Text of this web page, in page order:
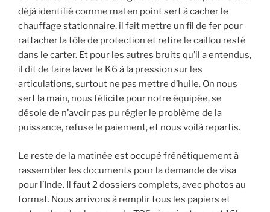
déjà identifié comme mal en point sert à cacher le
chauffage stationnaire, il fait mettre un fil de fer pour
rattacher la tôle de protection et retire le caillou resté
dans le carter. Et pour les autres bruits qu’il a entendus,
il dit de faire laver le K6 à la pression sur les
articulations, surtout ne pas mettre d’huile. On nous
sert la main, nous félicite pour notre équipée, se
désole de n’avoir pas pu régler le problème de la
puissance, refuse le paiement, et nous voilà repartis.
Le reste de la matinée est occupé frénétiquement à
rassembler les documents pour la demande de visa
pour l’Inde. Il faut 2 dossiers complets, avec photos au
format. Nous arrivons à remplir tous les papiers et